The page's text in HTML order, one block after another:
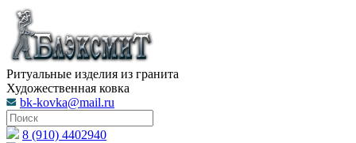
Ритуальные изделия из гранита
Художественная ковка
bk-kovka@mail.ru
8 (910) 4402940